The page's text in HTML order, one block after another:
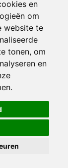
en
om
website te
tonen, om
en